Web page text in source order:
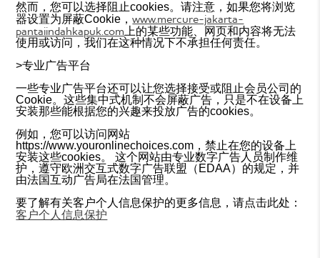
然而，您可以选择阻止cookies。请注意，如果您将浏览
器设置为屏蔽Cookie，www.mercure-jakarta-
pantaiindahkapuk.com 上的某些功能、网页和内容将无法
使用或访问，我们在这种情况下不承担任何责任。
>专业广告平台
一些专业广告平台还可以让您选择接受或阻止会员公司的
Cookie。这些集中式机制不会屏蔽广告，只是不在设备上
安装那些能根据您的兴趣来投放广告的cookies。
例如，您可以访问网站
https://www.youronlinechoices.com，禁止在您的设备上
安装这些cookies。 这个网站由专业数字广告人员制作维
护，遵守欧洲交互式数字广告联盟（EDAA）的规定，并
由法国互动广告局在法国管理。
要了解有关客户个人信息保护的更多信息，请点击此处：
客户个人信息保护